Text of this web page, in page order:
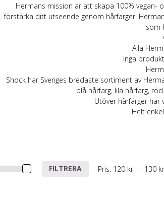
Hermans mission är att skapa 100%
förstärka ditt utseende genom hårfärger.
som
Alla
Inga
Shock har Sveriges bredaste sortiment av
blå hårfärg, lila hårfärg,
Utöver hårfärger har
Helt
Min
MaxFILTRERA Pris: 120 kr— 130 kr